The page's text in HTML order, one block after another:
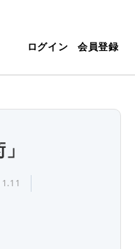
ログイン 会員登録